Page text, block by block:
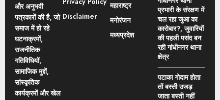
और अनुभवी
पत्रकारों की है, जो
समाज में हो रहे
घटनाक्रमों,
राजनीतिक
गतिविधियों,
सामाजिक मुद्दों,
सांस्कृतिक
कार्यक्रमों और खेल
Disclaimer
महाराष्ट्र
मनोरंजन
मध्यप्रदेश
प्रभारी के संरक्षण में
चल रहा जुआ का
कारोबार?, जुवारियों
की पहली पसंद बन
रही गांधीनगर थाना
क्षेत्र
पटाका गोदाम होता
तों बस्ती उजड़
जाता बस्ती नहीं